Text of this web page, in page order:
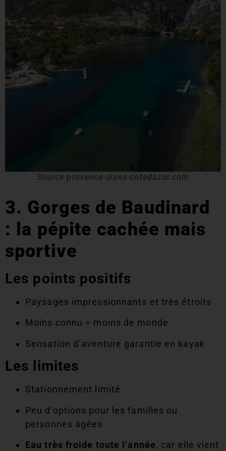
Source provence-alpes-cotedazur.com
3. Gorges de Baudinard
: la pépite cachée mais
sportive
Les points positifs
Paysages impressionnants et très étroits
Moins connu = moins de monde
Sensation d’aventure garantie en kayak
Les limites
Stationnement limité
Peu d’options pour les familles ou
personnes âgées
Eau très froide toute l’année, car elle vient